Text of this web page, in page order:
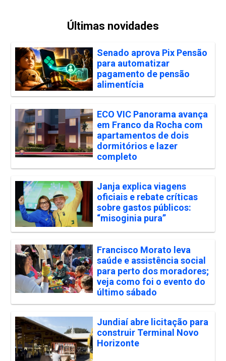
Últimas novidades
Senado aprova Pix Pensão
para automatizar
pagamento de pensão
alimentícia
ECO VIC Panorama avança
em Franco da Rocha com
apartamentos de dois
dormitórios e lazer
completo
Janja explica viagens
oficiais e rebate críticas
sobre gastos públicos:
“misoginia pura”
Francisco Morato leva
saúde e assistência social
para perto dos moradores;
veja como foi o evento do
último sábado
Jundiaí abre licitação para
construir Terminal Novo
Horizonte